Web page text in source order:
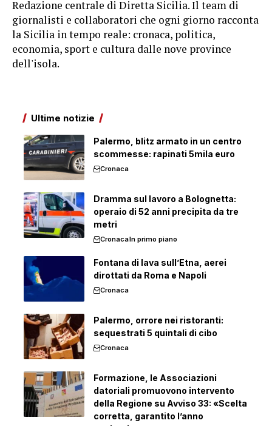
Redazione centrale di Diretta Sicilia. Il team di
giornalisti e collaboratori che ogni giorno racconta
la Sicilia in tempo reale: cronaca, politica,
economia, sport e cultura dalle nove province
dell'isola.
Ultime notizie
Palermo, blitz armato in un centro
scommesse: rapinati 5mila euro
Cronaca
Dramma sul lavoro a Bolognetta:
operaio di 52 anni precipita da tre
metri
CronacaIn primo piano
Fontana di lava sull’Etna, aerei
dirottati da Roma e Napoli
Cronaca
Palermo, orrore nei ristoranti:
sequestrati 5 quintali di cibo
Cronaca
Formazione, le Associazioni
datoriali promuovono intervento
della Regione su Avviso 33: «Scelta
corretta, garantito l’anno